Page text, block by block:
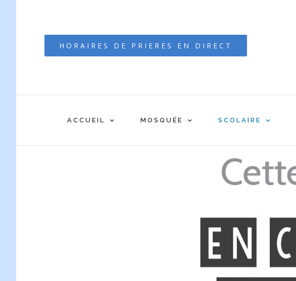
HORAIRES DE PRIERES EN DIRECT
ACCUEIL MOSQUÉE SCOLAIRE